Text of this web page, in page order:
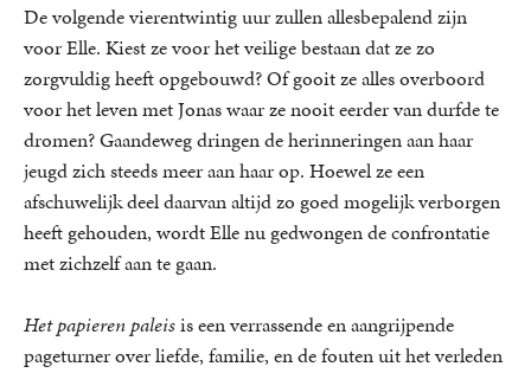
De volgende vierentwintig uur zullen allesbepalend zijn
voor Elle. Kiest ze voor het veilige bestaan dat ze zo
zorgvuldig heeft opgebouwd? Of gooit ze alles overboord
voor het leven met Jonas waar ze nooit eerder van durfde te
dromen? Gaandeweg dringen de herinneringen aan haar
jeugd zich steeds meer aan haar op. Hoewel ze een
afschuwelijk deel daarvan altijd zo goed mogelijk verborgen
heeft gehouden, wordt Elle nu gedwongen de confrontatie
met zichzelf aan te gaan.
Het papieren paleisis een verrassende en aangrijpende
pageturner over liefde, familie, en de fouten uit het verleden